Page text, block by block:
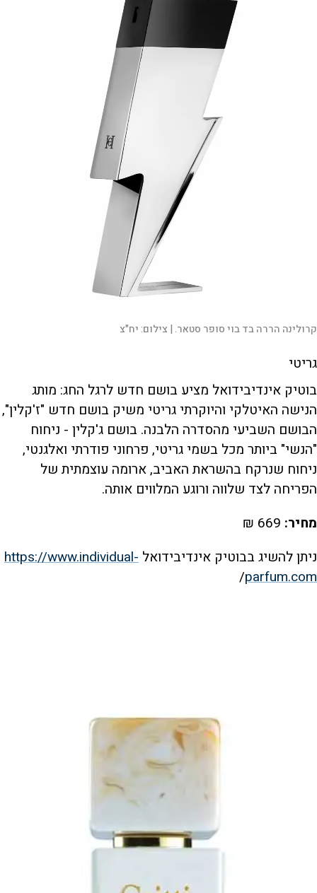
קרולינה הררה בד בוי סופר סטאר. | צילום:יח"צ
גריטי
בוטיק אינדיבידואל מציע בושם חדש לרגל החג: מותג
הנישה האיטלקי והיוקרתי גריטי משיק בושם חדש "ז'קלין",
הבושם השביעי מהסדרה הלבנה. בושם ג'קלין - ניחוח
"הנשי" ביותר מכל בשמי גריטי, פרחוני פודרתי ואלגנטי,
ניחוח שנרקח בהשראת האביב, ארומה עוצמתית של
הפריחה לצד שלווה ורוגע המלווים אותה.
מחיר:
ניתן להשיג בבוטיק אינדיבידואל https://www.individual-
parfum.com
/